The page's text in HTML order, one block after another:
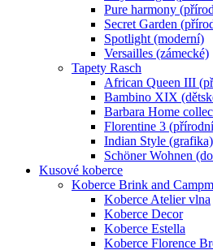
Pure harmony
Secret Garden
Spotlight (moderní)
Versailles (zámecké)
Tapety Rasch
African Queen III
Bambino XIX
Barbara Home
Florentine 3
Indian Style (grafika)
Schöner Wohnen
Kusové koberce
Koberce Brink and
Koberce Atelier vlna
Koberce Decor
Koberce Estella
Koberce Florence